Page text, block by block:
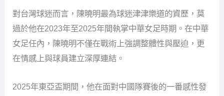
對台灣球迷而言，陳曉明最為球迷津津樂道的資歷，莫
過於他在2023年至2025年間執掌中華女足時期。在中華
女足任內，陳曉明不僅在戰術上強調整體性與壓迫，更
在情感上與球員建立深厚連結。
2025年東亞盃期間，他在面對中國隊賽後的一番感性發